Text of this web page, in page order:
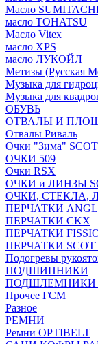
Масло
масло TOHATSU
Масло Vitex
масло XPS
масло ЛУКОЙЛ
Метизы (Русская
Музыка для
Музыка для
ОБУВЬ
ОТВАЛЫ И
Отвалы Риваль
Очки "Зима"
ОЧКИ 509
Очки RSX
ОЧКИ и ЛИНЗЫ
ОЧКИ, СТЕКЛА,
ПЕРЧАТКИ
ПЕРЧАТКИ CKX
ПЕРЧАТКИ
ПЕРЧАТКИ
Подогревы
ПОДШИПНИКИ
ПОДШЛЕМНИКИ
Прочее ГСМ
Разное
РЕМНИ
Ремни OPTIBELT